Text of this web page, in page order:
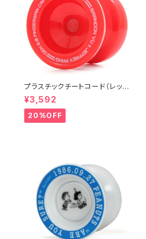
プラスチックチートコード（レッ
ド）
¥3,592
20%OFF